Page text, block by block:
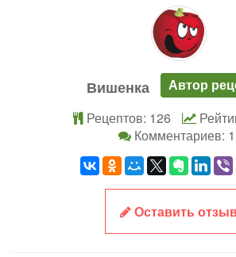
Вишенка
Автор
Рецептов: 126
Комментариев: 1
Оставить